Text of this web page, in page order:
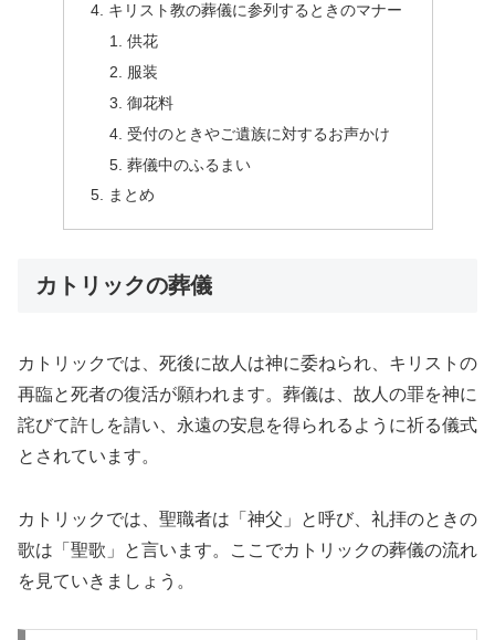
キリスト教の葬儀に参列するときのマナー
供花
服装
御花料
受付のときやご遺族に対するお声かけ
葬儀中のふるまい
まとめ
カトリックの葬儀
カトリックでは、死後に故人は神に委ねられ、キリストの
再臨と死者の復活が願われます。葬儀は、故人の罪を神に
詫びて許しを請い、永遠の安息を得られるように祈る儀式
とされています。
カトリックでは、聖職者は「神父」と呼び、礼拝のときの
歌は「聖歌」と言います。ここでカトリックの葬儀の流れ
を見ていきましょう。